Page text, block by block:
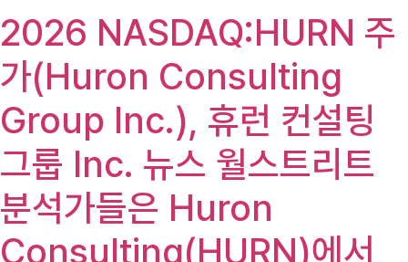
2026 NASDAQ:HURN 주
가(Huron Consulting
Group Inc.), 휴런 컨설팅
그룹 Inc. 뉴스 월스트리트
분석가들은 Huron
Consulting(HURN)에서